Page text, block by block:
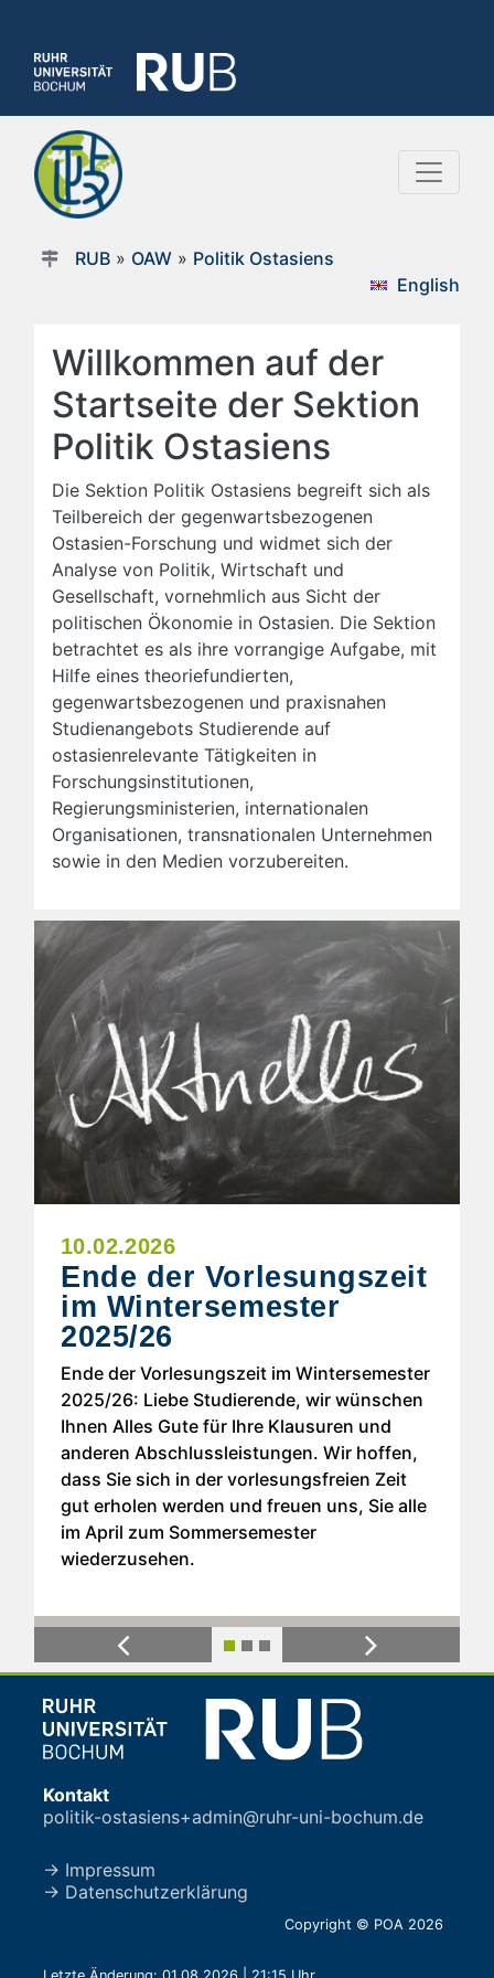
RUB» OAW» Politik Ostasiens
English
Willkommen auf der
Startseite der Sektion
Politik Ostasiens
Die Sektion Politik Ostasiens begreift sich als
Teilbereich der gegenwartsbezogenen
Ostasien-Forschung und widmet sich der
Analyse von Politik, Wirtschaft und
Gesellschaft, vornehmlich aus Sicht der
politischen Ökonomie in Ostasien. Die Sektion
betrachtet es als ihre vorrangige Aufgabe, mit
Hilfe eines theoriefundierten,
gegenwartsbezogenen und praxisnahen
Studienangebots Studierende auf
ostasienrelevante Tätigkeiten in
Forschungsinstitutionen,
Regierungsministerien, internationalen
Organisationen, transnationalen Unternehmen
sowie in den Medien vorzubereiten.
10.02.2026
Ende der Vorlesungszeit
im Wintersemester
2025/26
Ende der Vorlesungszeit im Wintersemester
2025/26: Liebe Studierende, wir wünschen
Ihnen Alles Gute für Ihre Klausuren und
anderen Abschlussleistungen. Wir hoffen,
dass Sie sich in der vorlesungsfreien Zeit
gut erholen werden und freuen uns, Sie alle
im April zum Sommersemester
wiederzusehen.
Previous Next
Kontakt
politik-ostasiens+admin@ruhr-uni-bochum.de
→ Impressum
→ Datenschutzerklärung
Copyright © POA 2026